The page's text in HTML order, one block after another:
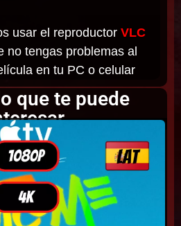
usar el reproductor VLC
no tengas problemas al
en tu PC o celular
que te puede